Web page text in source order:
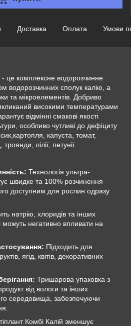
Доставка Оплата Умови
- це комплексне водорозчинне
водорозчинних сполук калію, а
та мікроелементів. Добриво
високими температурами
відмінні смакові якості
особливо чутливі до дефіциту
капуста, томат,
лілії, петунії.
Технологія ультра-
швидке та 100% розчинення
доступним для рослин одразу
натрію, хлоридів та інших
можуть негативно впливати на
Підходить для
ягід, квітів, декоративних
Тришарова упаковка з
від вологи та інших
середовища, забезпечуючи
Комбі Калій зменшує